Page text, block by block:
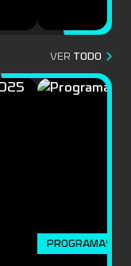
VER TODO
PROGRAMAS